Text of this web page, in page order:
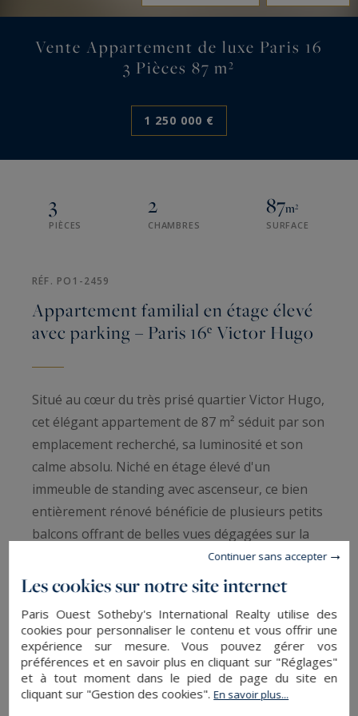
Vente Appartement de luxe Paris 16
3 Pièces 87 m²
1 250 000 €
3
PIÈCES
2
CHAMBRES
87m²
SURFACE
RÉF. PO1-2459
Appartement familial en étage élevé
avec parking – Paris 16ᵉ Victor Hugo
Situé au cœur du très prisé quartier Victor Hugo,
cet élégant appartement de 87 m² séduit par son
emplacement recherché, sa luminosité et son
calme absolu. Niché en étage élevé d'un
immeuble de standing avec ascenseur, ce bien
entièrement rénové bénéficie de plusieurs petits
balcons offrant de belles vues dégagées sur la
extérieurs
• Cuisine indépendante entièrement équipée
• 2 chambres confortables
• 1 salle de bains et 1 salle d'eau
Les cookies sur notre site internet
Paris Ouest Sotheby's International Realty utilise des
cookies pour personnaliser le contenu et vous offrir une
expérience sur mesure. Vous pouvez gérer vos
préférences et en savoir plus en cliquant sur "Réglages"
et à tout moment dans le pied de page du site en
cliquant sur "Gestion des cookies".En savoir plus...
Continuer sans accepter